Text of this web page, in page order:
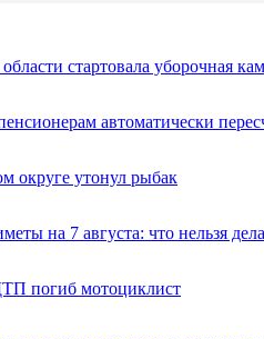
стартовала уборочная
автоматически
округе утонул рыбак
на 7 августа: что нельзя
погиб мотоциклист